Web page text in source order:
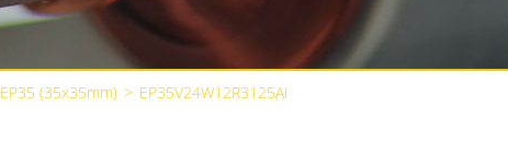
EP35 (35x35mm) > EP35V24W12R3125AI